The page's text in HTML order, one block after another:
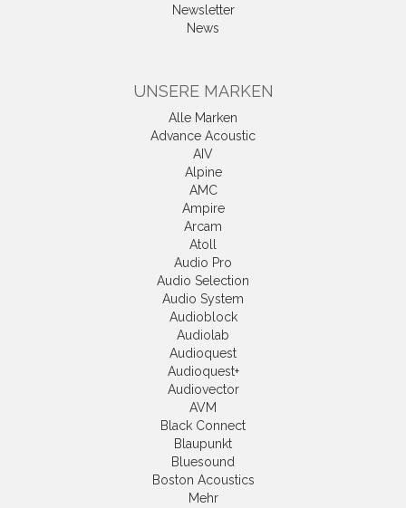
Newsletter
News
UNSERE MARKEN
Alle Marken
Advance Acoustic
AIV
Alpine
AMC
Ampire
Arcam
Atoll
Audio Pro
Audio Selection
Audio System
Audioblock
Audiolab
Audioquest
Audioquest+
Audiovector
AVM
Black Connect
Blaupunkt
Bluesound
Boston Acoustics
Mehr